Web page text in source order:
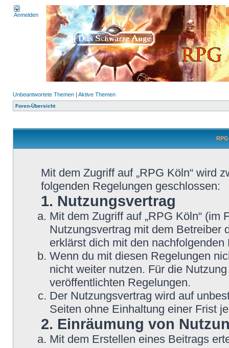
Anmelden
Unbeantwortete Themen | Aktive Themen
Foren-Übersicht
Mit dem Zugriff auf „RPG Köln“ wird
folgenden Regelungen geschlossen:
1. Nutzungsvertrag
Mit dem Zugriff auf „RPG Köln“ (im
Nutzungsvertrag mit dem Betreiber
erklärst dich mit den
Wenn du mit diesen Regelungen
nicht weiter nutzen. Für die
veröffentlichten Regelungen.
Der Nutzungsvertrag wird auf
Seiten ohne Einhaltung einer Frist
2. Einräumung von
Mit dem Erstellen eines Beitrags